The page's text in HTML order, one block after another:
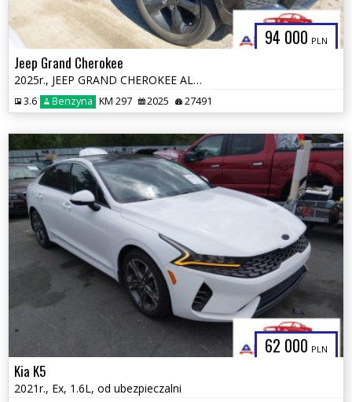
94 000 PLN
Jeep Grand Cherokee
2025r., JEEP GRAND CHEROKEE ALTITUDE X 4X4, 3.6L, od ubezpieczalni
3.6 Benzyna KM 297 2025 27491
62 000 PLN
Kia K5
2021r., Ex, 1.6L, od ubezpieczalni